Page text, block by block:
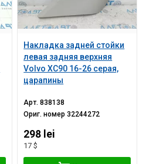
Накладка задней стойки
левая задняя верхняя
Volvo XC90 16-26 серая,
царапины
Арт.838138
Ориг. номер32244272
298 lei
17 $